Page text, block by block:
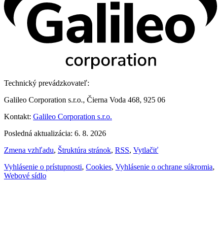
Technický prevádzkovateľ:
Galileo Corporation s.r.o., Čierna Voda 468, 925 06
Kontakt: Galileo Corporation s.r.o.
Posledná aktualizácia: 6. 8. 2026
Zmena vzhľadu, Štruktúra stránok, RSS, Vytlačiť
Vyhlásenie o prístupnosti, Cookies, Vyhlásenie o ochrane súkromia,
Webové sídlo